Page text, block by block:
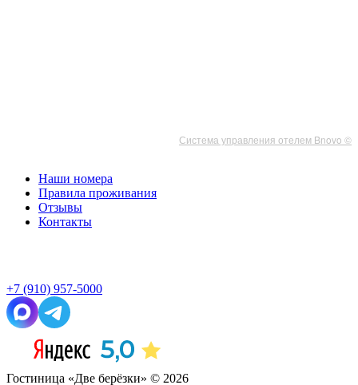
Система управления отелем Bnovo ©
Наши номера
Правила проживания
Отзывы
Контакты
+7 (910) 957-5000
Гостиница «Две берёзки» © 2026